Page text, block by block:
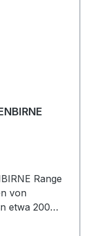
Range
etwa 200